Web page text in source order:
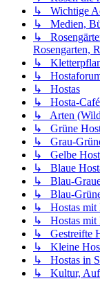
↳ Wichtige
↳ Medien,
↳
Rosengarten,
↳
↳
↳ Hostas
↳ Hosta-Café
↳ Arten
↳ Grüne
↳ Grau-
↳ Gelbe
↳ Blaue
↳ Blau-
↳ Blau-
↳ Hostas mit
↳ Hostas mit
↳ Gestreifte
↳ Kleine
↳ Hostas in
↳ Kultur,